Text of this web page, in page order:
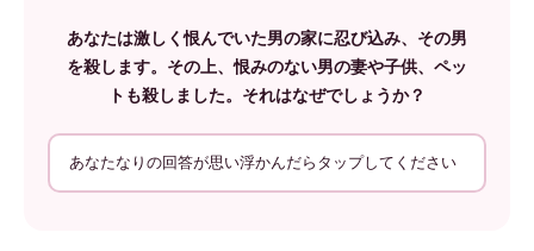
あなたは激しく恨んでいた男の家に忍び込み、その男
を殺します。その上、恨みのない男の妻や子供、ペッ
トも殺しました。それはなぜでしょうか？
あなたなりの回答が思い浮かんだらタップしてください